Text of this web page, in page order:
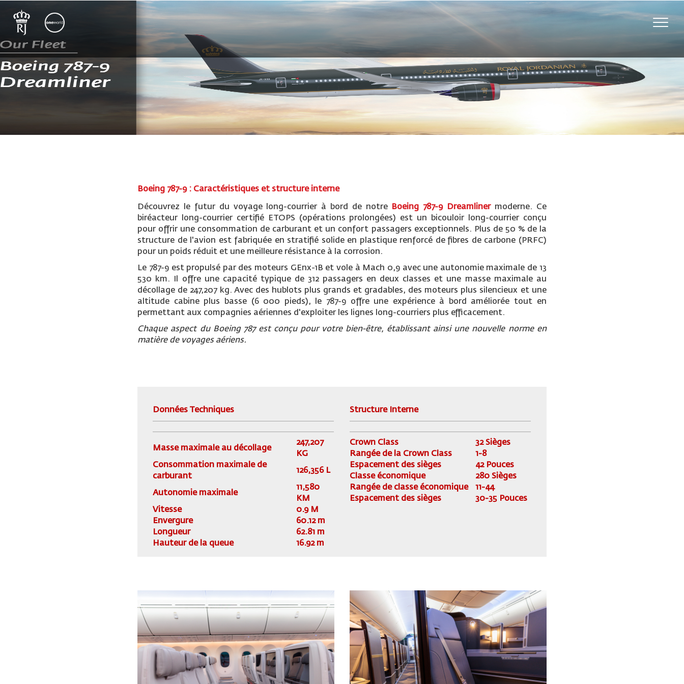
Toggle
Boeing 787-9 : Caractéristiques et structure interne
Découvrez le futur du voyage long-courrier à bord de notre Boeing 787-9 Dreamlinermoderne. Ce
biréacteur long-courrier certifié ETOPS (opérations prolongées) est un bicouloir long-courrier conçu
pour offrir une consommation de carburant et un confort passagers exceptionnels. Plus de 50 % de la
structure de l'avion est fabriquée en stratifié solide en plastique renforcé de fibres de carbone (PRFC)
pour un poids réduit et une meilleure résistance à la corrosion.
Le 787-9 est propulsé par des moteurs GEnx-1B et vole à Mach 0,9 avec une autonomie maximale de 13
530 km. Il offre une capacité typique de 312 passagers en deux classes et une masse maximale au
décollage de 247,207 kg. Avec des hublots plus grands et gradables, des moteurs plus silencieux et une
altitude cabine plus basse (6 000 pieds), le 787-9 offre une expérience à bord améliorée tout en
permettant aux compagnies aériennes d'exploiter les lignes long-courriers plus efficacement.
Chaque aspect du Boeing 787 est conçu pour votre bien-être, établissant ainsi une nouvelle norme en
matière de voyages aériens.
Données Techniques
Masse maximale au décollage
247,207
KG
Consommation maximale de
carburant
126,356 L
Autonomie maximale
11,580
KM
Vitesse
0.9 M
Envergure
60.12 m
Longueur
62.81 m
Hauteur de la queue
16.92 m
Structure Interne
Crown Class
32 Sièges
Rangée de la Crown Class
1-8
Espacement des sièges
42 Pouces
Classe économique
280 Sièges
Rangée de classe économique
11-44
Espacement des sièges
30-35 Pouces